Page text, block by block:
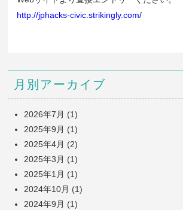
http://jphacks-civic.strikingly.com/
月別アーカイブ
2026年7月 (1)
2025年9月 (1)
2025年4月 (2)
2025年3月 (1)
2025年1月 (1)
2024年10月 (1)
2024年9月 (1)